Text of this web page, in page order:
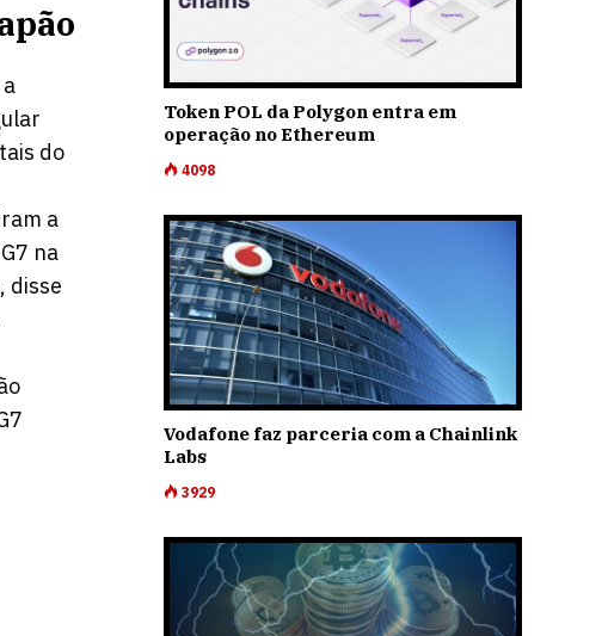
do
a
na
disse
Token POL da Polygon entra em
operação no Ethereum
4098
Vodafone faz parceria com a Chainlink
Labs
3929